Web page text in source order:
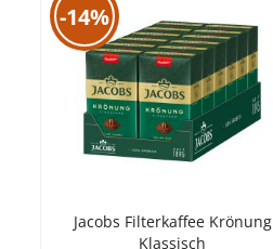
-14%
Jacobs Filterkaffee Krönung
Klassisch